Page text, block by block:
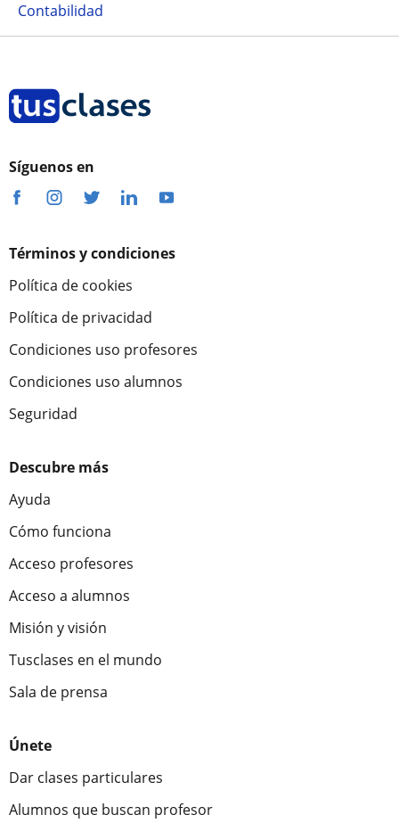
Contabilidad
Síguenos en
Términos y condiciones
Política de cookies
Política de privacidad
Condiciones uso profesores
Condiciones uso alumnos
Seguridad
Descubre más
Ayuda
Cómo funciona
Acceso profesores
Acceso a alumnos
Misión y visión
Tusclases en el mundo
Sala de prensa
Únete
Dar clases particulares
Alumnos que buscan profesor